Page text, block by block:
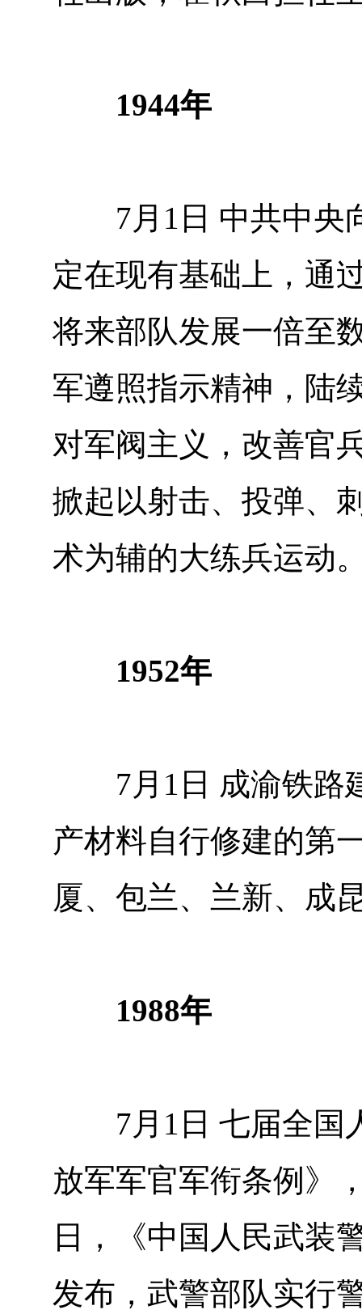
1944年
7月1日 中共中央向
定在现有基础上，通
将来部队发展一倍至
军遵照指示精神，陆
对军阀主义，改善官
掀起以射击、投弹、
术为辅的大练兵运动
1952年
7月1日 成渝铁路建
产材料自行修建的第
厦、包兰、兰新、成
1988年
7月1日 七届全国人
放军军官军衔条例》
日，《中国人民武装
发布，武警部队实行